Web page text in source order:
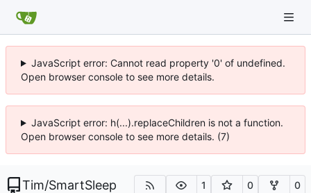
JavaScript error: Cannot read property '0' of undefined.
Open browser console to see more details.
JavaScript error: h(...).replaceChildren is not a function.
Open browser console to see more details. (7)
Tim/SmartSleep 1 0 0